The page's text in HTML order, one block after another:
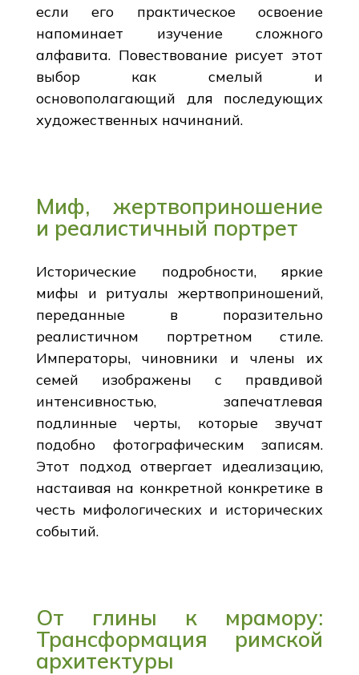
если его практическое освоение
напоминает изучение сложного
алфавита. Повествование рисует этот
выбор как смелый и
основополагающий для последующих
художественных начинаний.
Миф, жертвоприношение
и реалистичный портрет
Исторические подробности, яркие
мифы и ритуалы жертвоприношений,
переданные в поразительно
реалистичном портретном стиле.
Императоры, чиновники и члены их
семей изображены с правдивой
интенсивностью, запечатлевая
подлинные черты, которые звучат
подобно фотографическим записям.
Этот подход отвергает идеализацию,
настаивая на конкретной конкретике в
честь мифологических и исторических
событий.
От глины к мрамору:
Трансформация римской
архитектуры